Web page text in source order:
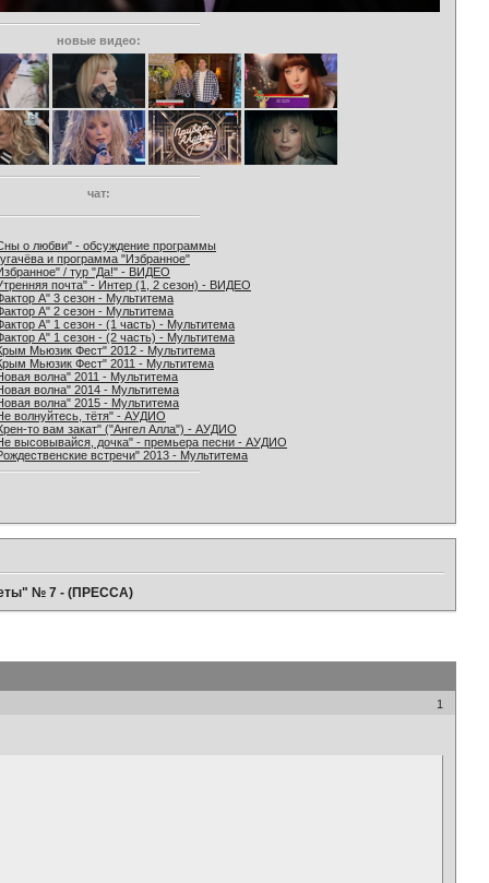
новые видео:
чат:
о любви" - обсуждение программы
и программа "Избранное"
/ тур "Да!" - ВИДЕО
почта" - Интер (1, 2 сезон) - ВИДЕО
А" 3 сезон - Мультитема
А" 2 сезон - Мультитема
А" 1 сезон - (1 часть) - Мультитема
А" 1 сезон - (2 часть) - Мультитема
Мьюзик Фест" 2012 - Мультитема
Мьюзик Фест" 2011 - Мультитема
волна" 2011 - Мультитема
волна" 2014 - Мультитема
волна" 2015 - Мультитема
волнуйтесь, тётя" - АУДИО
то вам закат" ("Ангел Алла") - АУДИО
высовывайся, дочка" - премьера песни - АУДИО
встречи" 2013 - Мультитема
№ 7 - (ПРЕССА)
1